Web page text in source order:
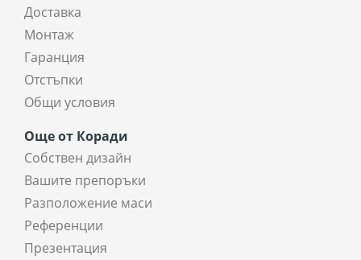
Доставка
Монтаж
Гаранция
Отстъпки
Общи условия
Още от Коради
Собствен дизайн
Вашите препоръки
Разположение маси
Референции
Презентация